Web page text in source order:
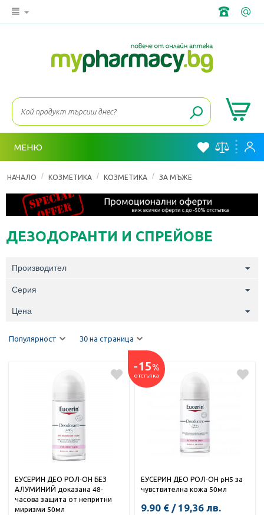
МЕНЮ
НАЧАЛО / КОЗМЕТИКА / КОЗМЕТИКА / ЗА МЪЖЕ
ДЕЗОДОРАНТИ И СПРЕЙОВЕ
Производител
Серия
Цена
Популярност 30 на страница
ЕУСЕРИН ДЕО РОЛ-ОН БЕЗ
АЛУМИНИЙ доказана 48-
часова защита от непритни
миризми 50мл
-15%
отстъпка
ЕУСЕРИН ДЕО РОЛ-ОН pH5 за
чувствителна кожа 50мл
9.90 € / 19,36 лв.